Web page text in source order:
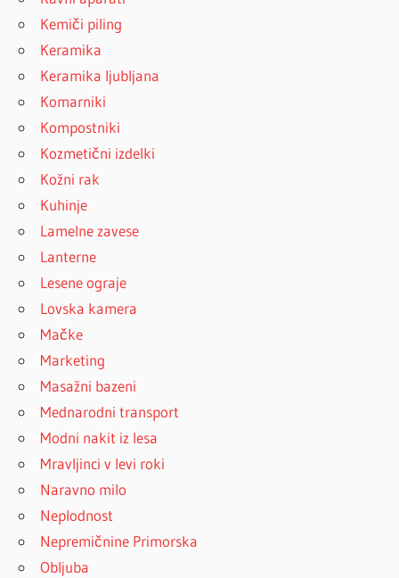
Kemiči piling
Keramika
Keramika ljubljana
Komarniki
Kompostniki
Kozmetični izdelki
Kožni rak
Kuhinje
Lamelne zavese
Lanterne
Lesene ograje
Lovska kamera
Mačke
Marketing
Masažni bazeni
Mednarodni transport
Modni nakit iz lesa
Mravljinci v levi roki
Naravno milo
Neplodnost
Nepremičnine Primorska
Obljuba